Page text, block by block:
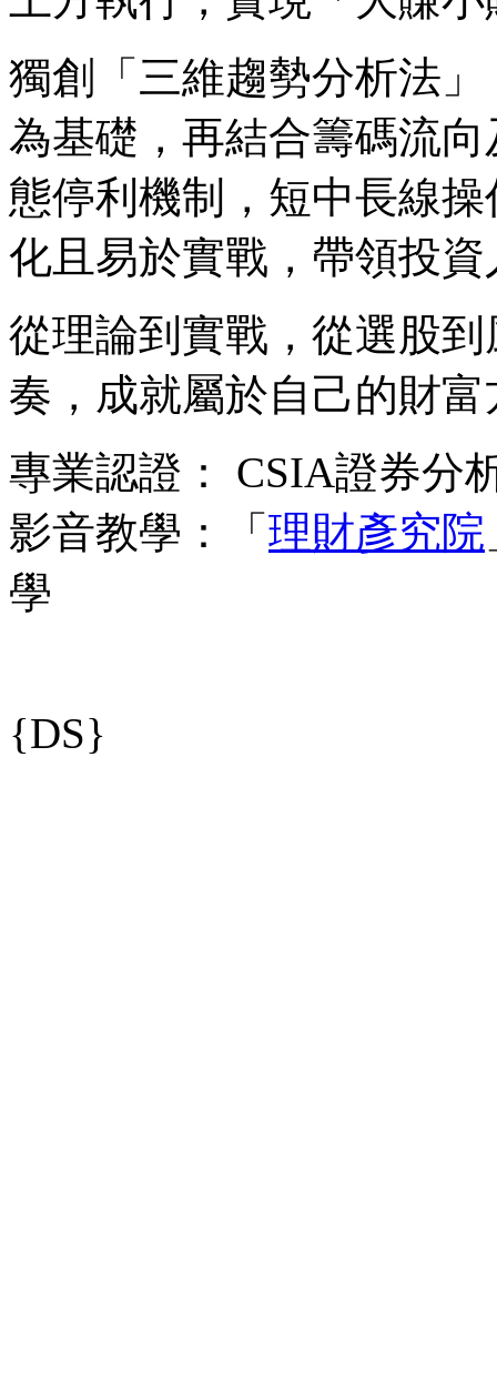
獨創「三維趨勢分析法
為基礎，再結合籌碼流
態停利機制，短中長線
化且易於實戰，帶領投
從理論到實戰，從選股
奏，成就屬於自己的財
專業認證： CSIA證券分
影音教學：「 理財彥究院
學
{DS}